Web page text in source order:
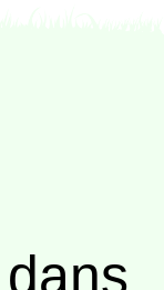
dans